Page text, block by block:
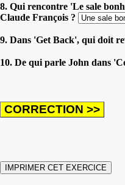
8. Qui rencontre 'Le sale
Claude François ?
9. Dans 'Get Back', qui doit
10. De qui parle John dans